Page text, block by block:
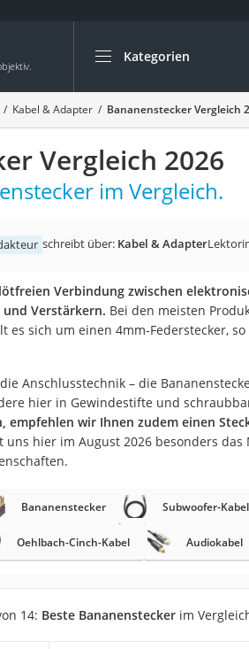
Kategorien
Die beliebtesten
Elektronik
Powerstation
Monitor 32 Zoll 4K
Fernseher
Desktop-PC
Diascanner
Laser-
Powerstation mit
Gaming-PC
Soundbar
Satellitenschüssel
Gaming-Headset
Schnurloses Telefon
Ladekabel Typ 2 Schuko
Kabel & Adapter Bananenstecker Vergleich
Vergleich 2026
im Vergleich.
schreibt über: Kabel & Adapter
Verbindung zwischen
Verstärkern. Bei den meisten
es sich um einen 4mm-Federstecker,
Anschlusstechnik – die
hier in Gewindestifte und
empfehlen wir Ihnen zudem einen
uns hier im August 2026 besonders das
Bananenstecker Subwoofer-Kabel
Oehlbach-Cinch-Kabel Audiokabel
14: Beste Bananenstecker im